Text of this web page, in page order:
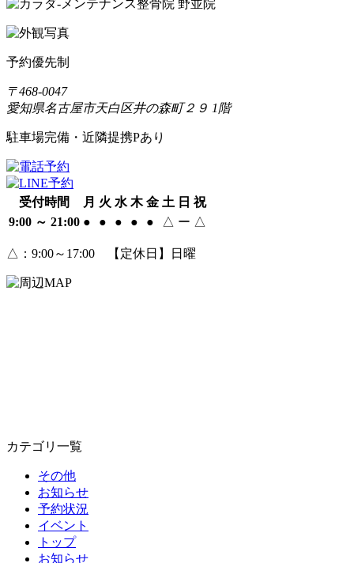
予約優先制
〒468-0047
愛知県名古屋市天白区井の森町２９ 1階
駐車場完備・近隣提携Pあり
受付時間 月 火 水 木 金 土 日 祝
9:00 ～ 21:00 ● ● ● ● ● △ ー △
△ ：9:00～17:00 【定休日】日曜
カテゴリ一覧
その他
お知らせ
予約状況
イベント
トップ
お知らせ